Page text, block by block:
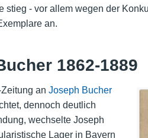
- vor allem wegen der
an.
1862-1889
an Joseph Bucher
dennoch deutlich
wechselte Joseph
Lager in Bayern